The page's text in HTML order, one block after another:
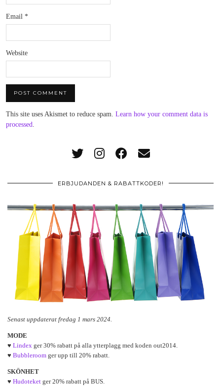
Email *
Website
This site uses Akismet to reduce spam. Learn how your comment data is
processed
ERBJUDANDEN & RABATTKODER!
Senast uppdaterat fredag 1 mars 2024.
MODE
♥ Lindex ger 30% rabatt på alla ytterplagg med koden out2014.
♥ Bubbleroom ger upp till 20% rabatt.
SKÖNHET
♥ Hudoteket ger 20% rabatt på BUS.